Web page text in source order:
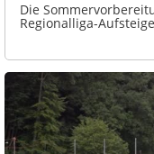
Die
Regionalliga-